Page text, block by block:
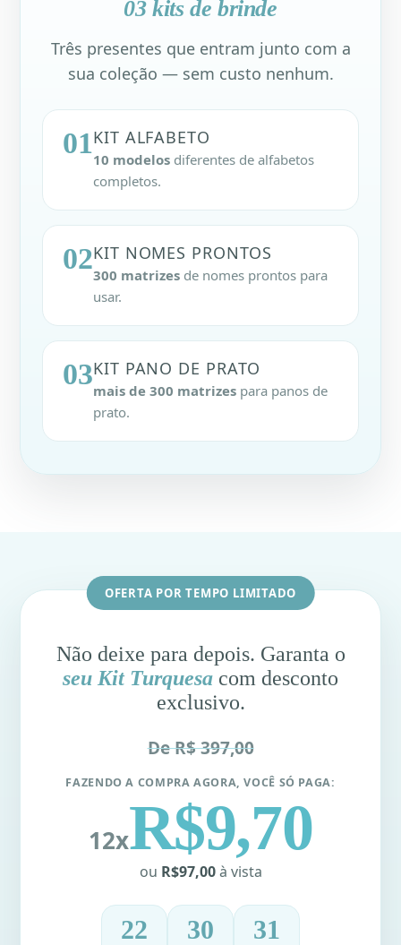
03 kits de brinde
Três presentes que entram junto com a
sua coleção — sem custo nenhum.
01KIT ALFABETO
10 modelos diferentes de alfabetos
completos.
02KIT NOMES PRONTOS
300 matrizes de nomes prontos para
usar.
03KIT PANO DE PRATO
mais de 300 matrizes para panos de
prato.
OFERTA POR TEMPO LIMITADO
Não deixe para depois. Garanta o
seu Kit Turquesa com desconto
exclusivo.
De R$ 397,00
FAZENDO A COMPRA AGORA, VOCÊ SÓ PAGA:
12xR$9,70
ou R$97,00à vista
22 30 31